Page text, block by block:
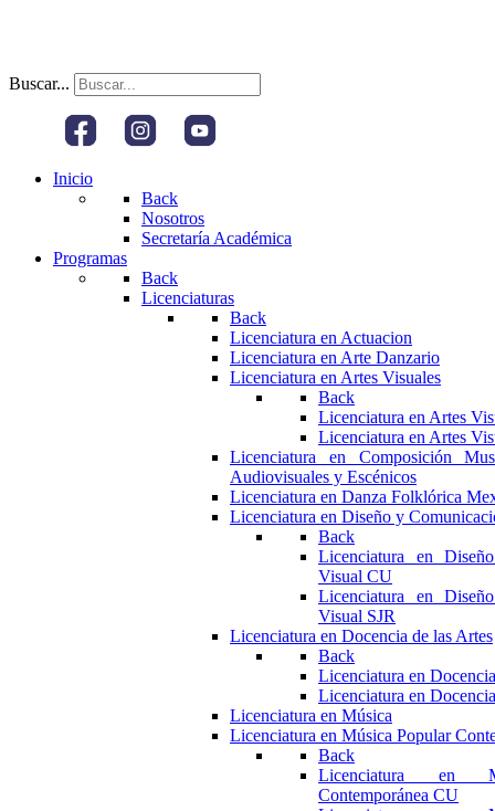
Buscar...
Inicio
Back
Nosotros
Secretaría Académica
Programas
Back
Licenciaturas
Back
Licenciatura en Actuacion
Licenciatura en Arte Danzario
Licenciatura en Artes Visuales
Back
Licenciatura en Artes
Licenciatura en Artes
Licenciatura en Composición
Audiovisuales y Escénicos
Licenciatura en Danza Folklórica
Licenciatura en Diseño y
Back
Licenciatura en
Visual CU
Licenciatura en
Visual SJR
Licenciatura en Docencia de las Artes
Back
Licenciatura en
Licenciatura en
Licenciatura en Música
Licenciatura en Música Popular
Back
Licenciatura en
Contemporánea CU